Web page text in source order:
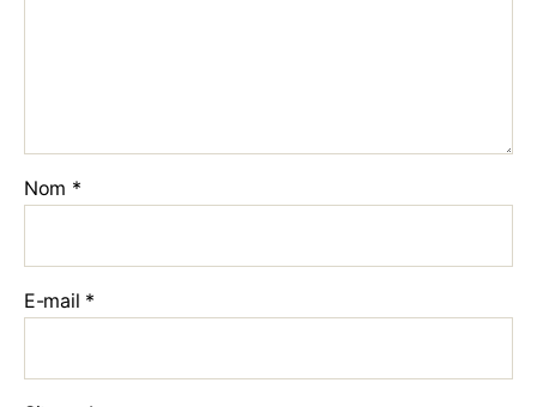
Nom *
E-mail *